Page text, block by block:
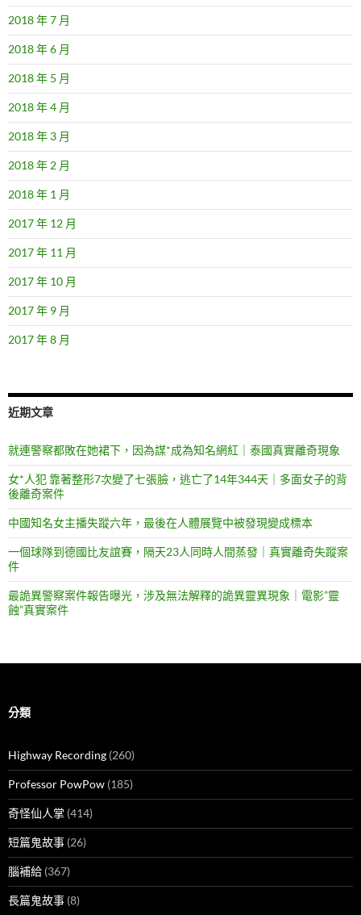
2018 年 7 月
2018 年 6 月
2018 年 5 月
2018 年 4 月
2018 年 3 月
2018 年 2 月
2018 年 1 月
2017 年 12 月
2017 年 11 月
2017 年 10 月
2017 年 9 月
2017 年 8 月
近期文章
就連警察都敗在她裙下，因為謀*成為知名網紅｜泰國真實離奇現象
女*人犯 靠著整形7次變了七張臉，逃亡了14年344天｜多面女子的背
後離奇案件
中國知名女主播失蹤六年，最後在人體展覽中被發現變成標本
一個球隊到德國比友誼賽，隔天23人同時人間蒸發｜真實離奇失蹤案
件
最詭異警察案件報告曝光，涉及無法解釋的詭異靈異現象｜電影”靈
蝕”真實案件
分類
Highway Recording (260)
Professor PowPow (185)
奇怪仙人掌 (414)
短篇鬼故事 (26)
腦補給 (367)
長篇鬼故事 (8)